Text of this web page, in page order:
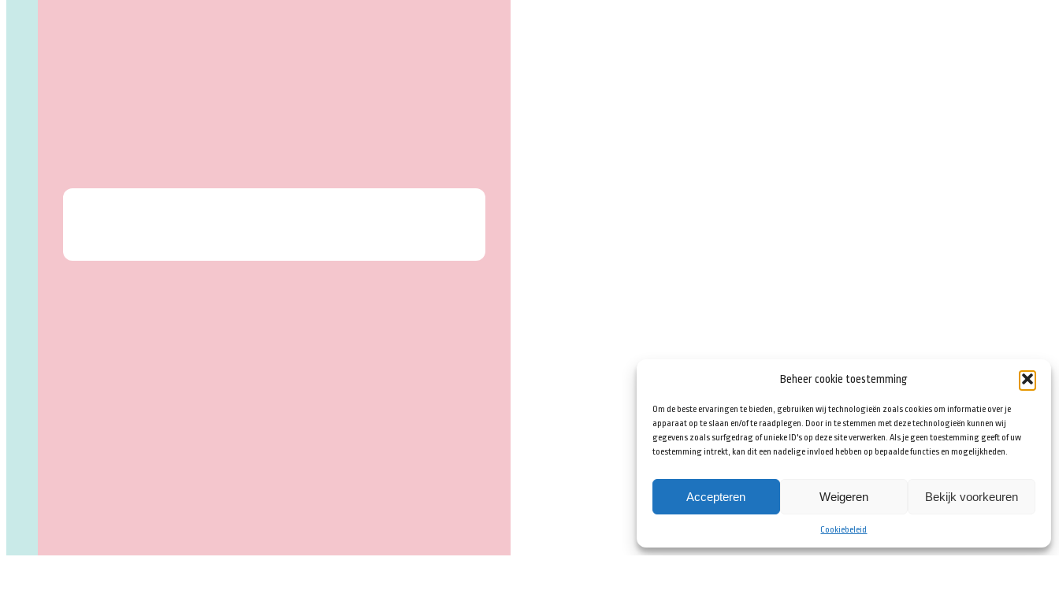
Beheer cookie toestemming
Om de beste ervaringen te bieden, gebruiken wij technologieën zoals cookies om informatie over je
apparaat op te slaan en/of te raadplegen. Door in te stemmen met deze technologieën kunnen wij
gegevens zoals surfgedrag of unieke ID's op deze site verwerken. Als je geen toestemming geeft of uw
toestemming intrekt, kan dit een nadelige invloed hebben op bepaalde functies en mogelijkheden.
Accepteren Weigeren Bekijk voorkeuren
Cookiebeleid